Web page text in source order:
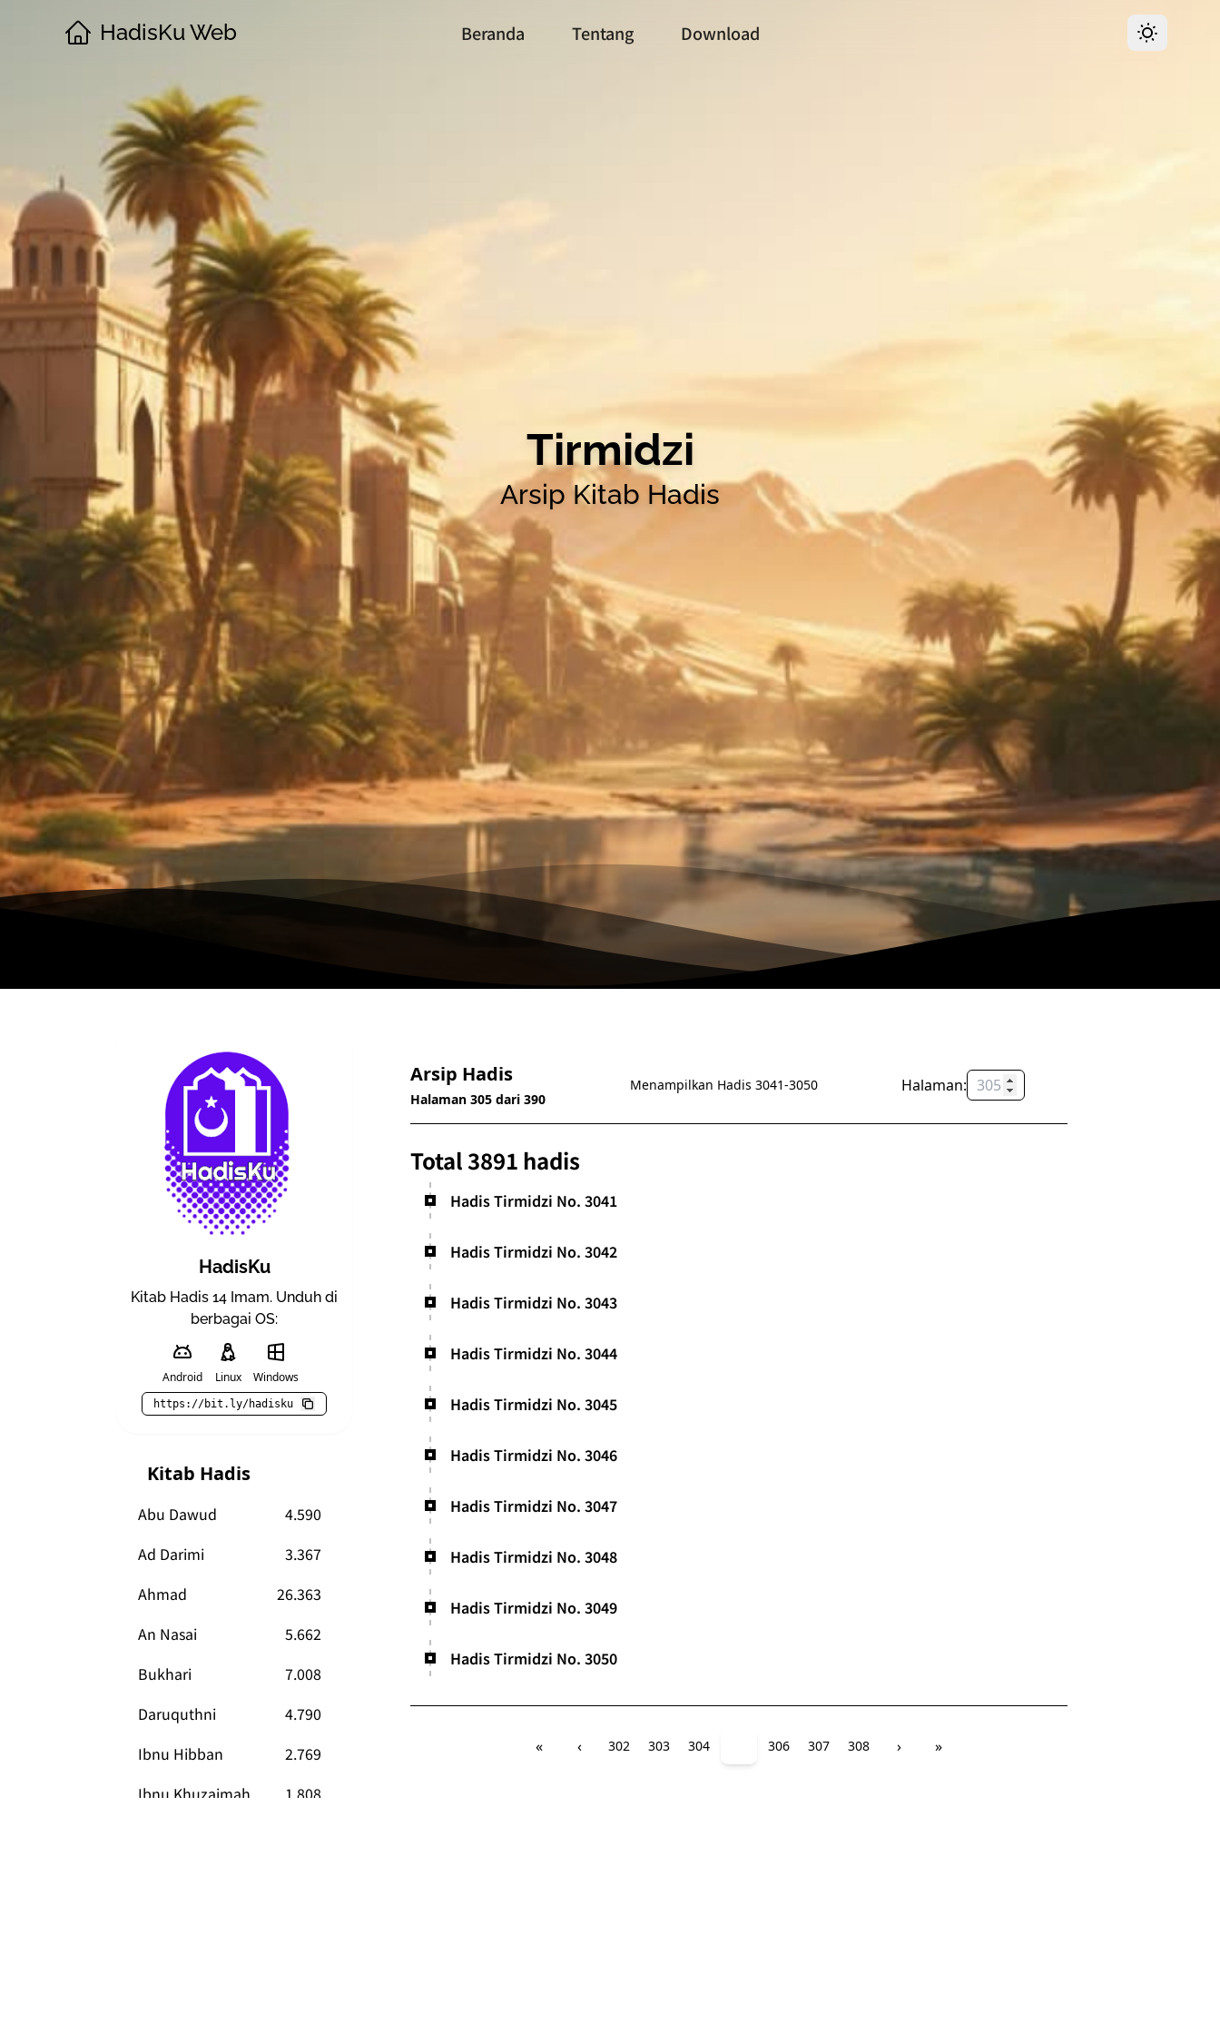
HadisKu Web Beranda Tentang Download
Tentang
·
Download
Tirmidzi
Arsip Kitab Hadis
HadisKu
Kitab Hadis 14 Imam. Unduh di
berbagai OS:
Android Linux Windows
https://bit.ly/hadisku
Kitab Hadis
Abu Dawud
4.590
Ad Darimi
3.367
Ahmad
26.363
An Nasai
5.662
Bukhari
7.008
Daruquthni
4.790
Ibnu Hibban
2.769
Ibnu Khuzaimah
1.808
Arsip Hadis
Halaman 305 dari 390
Menampilkan Hadis 3041-3050 Halaman:
Total 3891 hadis
Hadis Tirmidzi No. 3041
Hadis Tirmidzi No. 3042
Hadis Tirmidzi No. 3043
Hadis Tirmidzi No. 3044
Hadis Tirmidzi No. 3045
Hadis Tirmidzi No. 3046
Hadis Tirmidzi No. 3047
Hadis Tirmidzi No. 3048
Hadis Tirmidzi No. 3049
Hadis Tirmidzi No. 3050
« ‹ 302 303 304 306 307 308 › »